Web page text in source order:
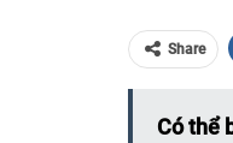
Share
Có thể